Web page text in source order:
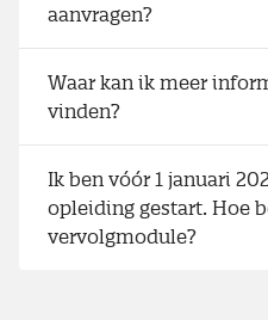
aanvragen?
Waar kan ik meer
vinden?
Ik ben vóór 1 januari
opleiding gestart. Hoe
vervolgmodule?